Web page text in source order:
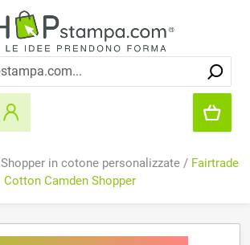
Shopper in cotone personalizzate / Fairtrade
Cotton Camden Shopper